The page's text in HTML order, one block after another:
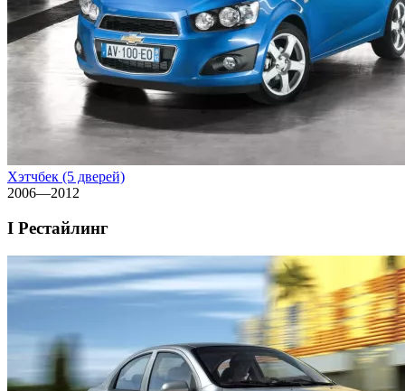
Хэтчбек (5 дверей)
2006—2012
I Рестайлинг